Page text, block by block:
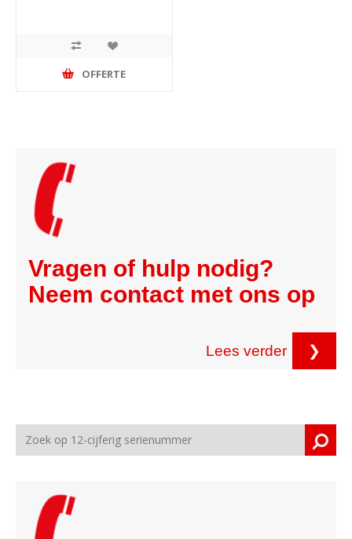
OFFERTE
Vragen of hulp nodig?
Neem contact met ons op
Lees verder ❯